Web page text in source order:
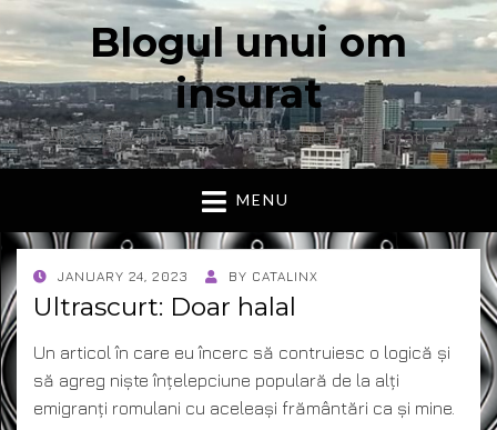
Blogul unui om
insurat
Aici vorbesc io, cu cuvintele mele. Declaratie….
MENU
POSTED
ON
JANUARY 24, 2023 BY CATALINX
Ultrascurt: Doar halal
Un articol în care eu încerc să contruiesc o logică și
să agreg niște înțelepciune populară de la alți
emigranți romulani cu aceleași frământări ca și mine.